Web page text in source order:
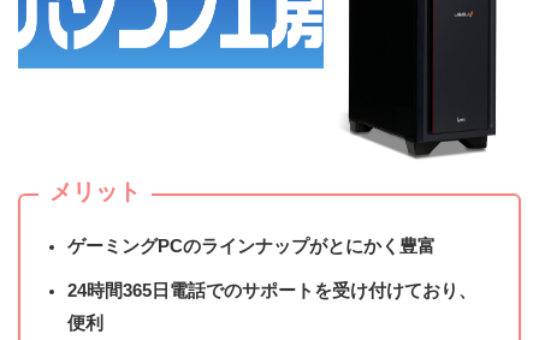
メリット
ゲーミングPCのラインナップがとにかく豊富
24時間365日電話でのサポートを受け付けており、
便利